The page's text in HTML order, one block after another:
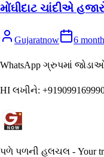
મોંઘીદાટ ચાંદીએ
Gujaratnow 6
WhatsApp ગ્રુપમાં
HI લખીને:
પળે પળની હલચલ - Your